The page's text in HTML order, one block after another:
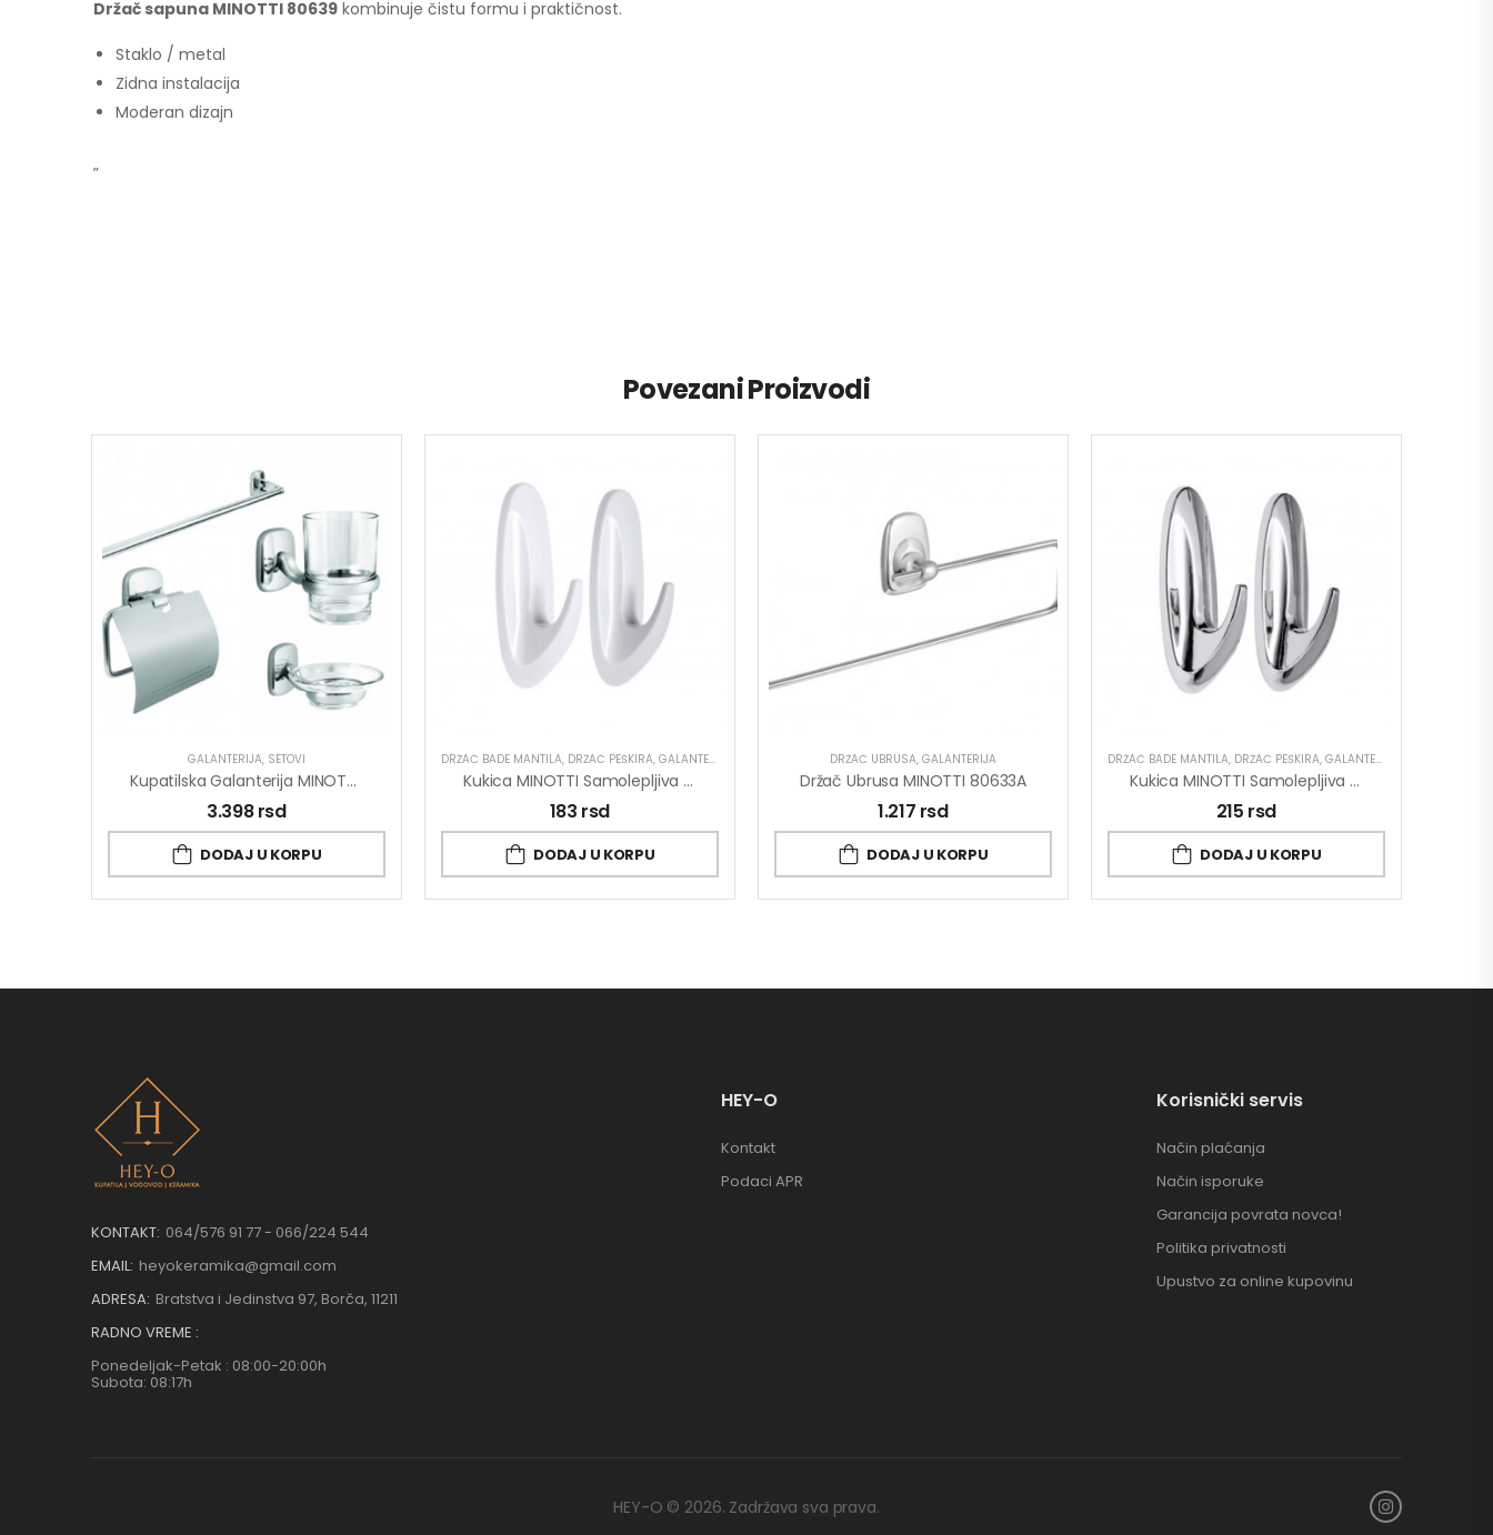
Držač sapuna MINOTTI 80639 kombinuje čistu formu i praktičnost.
Staklo / metal
Zidna instalacija
Moderan dizajn
„
Povezani Proizvodi
GALANTERIJA, SETOVI
Kupatilska Galanterija MINOTTI Set 6/1
3.398rsd
DODAJ U KORPU
DRŽAČ BADE MANTILA, DRŽAČ PEŠKIRA, GALANTERIJA
Kukica MINOTTI Samolepljiva 30×80 Ovalna Bela ABS 1,5kg Nosivost
183 rsd
DODAJ U KORPU
DRŽAČ UBRUSA, GALANTERIJA
Držač Ubrusa MINOTTI 80633A
1.217 rsd
DODAJ U KORPU
DRŽAČ BADE MANTILA, DRŽAČ PEŠKIRA, GALANTERIJA
Kukica MINOTTI Samolepljiva 30×80 Ovalna Hrom ABS 1,5kg Nosivost
215 rsd
DODAJ U KORPU
KONTAKT: 064/576 91 77 - 066/224 544
EMAIL: heyokeramika@gmail.com
ADRESA: Bratstva i Jedinstva 97, Borča, 11211
RADNO VREME :
Ponedeljak-Petak : 08:00-20:00h
Subota: 08:17h
HEY-O
Kontakt
Podaci APR
Korisnički servis
Način plaćanja
Način isporuke
Garancija povrata novca!
Politika privatnosti
Upustvo za online kupovinu
HEY-O © 2026. Zadržava sva prava.